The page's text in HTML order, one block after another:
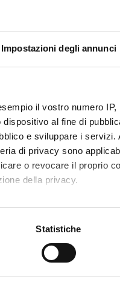
Impostazioni degli annunci
il vostro numero
al fine di
e sviluppare i
di privacy sono
o revocare il proprio
della privacy.
un'approssimazione di
Statistiche
si presneta come
Offre a studenti e a
della civiltà lidia nel
2022
, Recensione aPayne,A.
pp. 179-180
repository